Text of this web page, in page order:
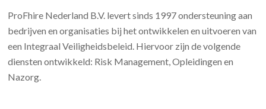
ProFhire Nederland B.V. levert sinds 1997 ondersteuning aan
bedrijven en organisaties bij het ontwikkelen en uitvoeren van
een Integraal Veiligheidsbeleid. Hiervoor zijn de volgende
diensten ontwikkeld: Risk Management, Opleidingen en
Nazorg.